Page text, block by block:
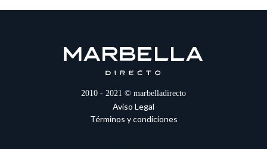
2010 - 2021 © marbelladirecto
Aviso Legal
Términos y condiciones